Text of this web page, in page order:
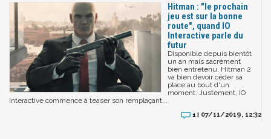
Hitman : "le prochain
jeu est sur la bonne
route", quand IO
Interactive parle du
futur
Disponible depuis bientôt
un an mais sacrément
bien entretenu, Hitman 2
va bien devoir céder sa
place au bout d'un
moment. Justement, IO
Interactive commence à teaser son remplaçant...
1 | 07/11/2019, 12:32